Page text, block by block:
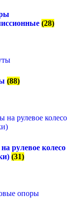
(28)
(88)
рулевое колесо
(31)